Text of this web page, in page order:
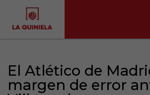
El Atlético de
margen de error